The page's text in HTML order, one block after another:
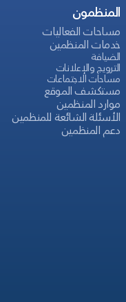
المنظمون
مساحات الفعاليات
خدمات المنظمين
الضيافة
الترويج والإعلانات
مساحات الاجتماعات
مستكشف الموقع
موارد المنظمين
الأسئلة الشائعة للمنظمين
دعم المنظمين